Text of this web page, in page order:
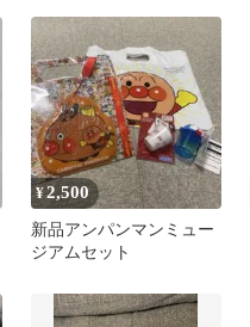
¥2,500
新品アンパンマンミュー
ジアムセット